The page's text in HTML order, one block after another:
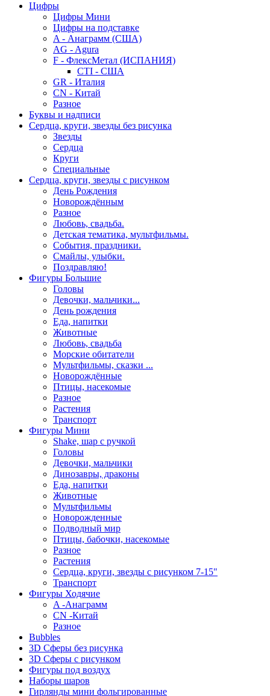
Цифры
Цифры Мини
Цифры на подставке
A - Анаграмм (США)
AG - Agura
F - ФлексМетал (ИСПАНИЯ)
CTI - США
GR - Италия
CN - Китай
Разное
Буквы и надписи
Сердца, круги, звезды без рисунка
Звезды
Сердца
Круги
Специальные
Сердца, круги, звезды с рисунком
День Рождения
Новорождённым
Разное
Любовь, свадьба.
Детская тематика, мультфильмы.
События, праздники.
Смайлы, улыбки.
Поздравляю!
Фигуры Большие
Головы
Девочки, мальчики...
День рождения
Еда, напитки
Животные
Любовь, свадьба
Морские обитатели
Мультфильмы, сказки ...
Новорождённые
Птицы, насекомые
Разное
Растения
Транспорт
Фигуры Мини
Shake, шар с ручкой
Головы
Девочки, мальчики
Динозавры, драконы
Еда, напитки
Животные
Мультфильмы
Новорожденные
Подводный мир
Птицы, бабочки, насекомые
Разное
Растения
Сердца, круги, звезды с рисунком 7-15"
Транспорт
Фигуры Ходячие
A -Анаграмм
CN -Китай
Разное
Bubbles
3D Сферы без рисунка
3D Сферы с рисунком
Фигуры под воздух
Наборы шаров
Гирлянды мини фольгированные